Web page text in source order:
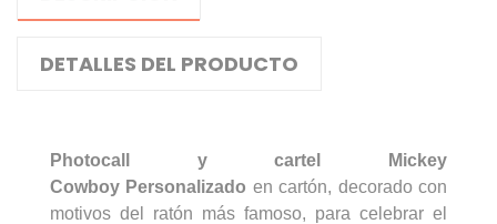
DETALLES DEL PRODUCTO
Photocall y cartel Mickey
Cowboy Personalizado en cartón, decorado con
motivos del ratón más famoso, para celebrar el